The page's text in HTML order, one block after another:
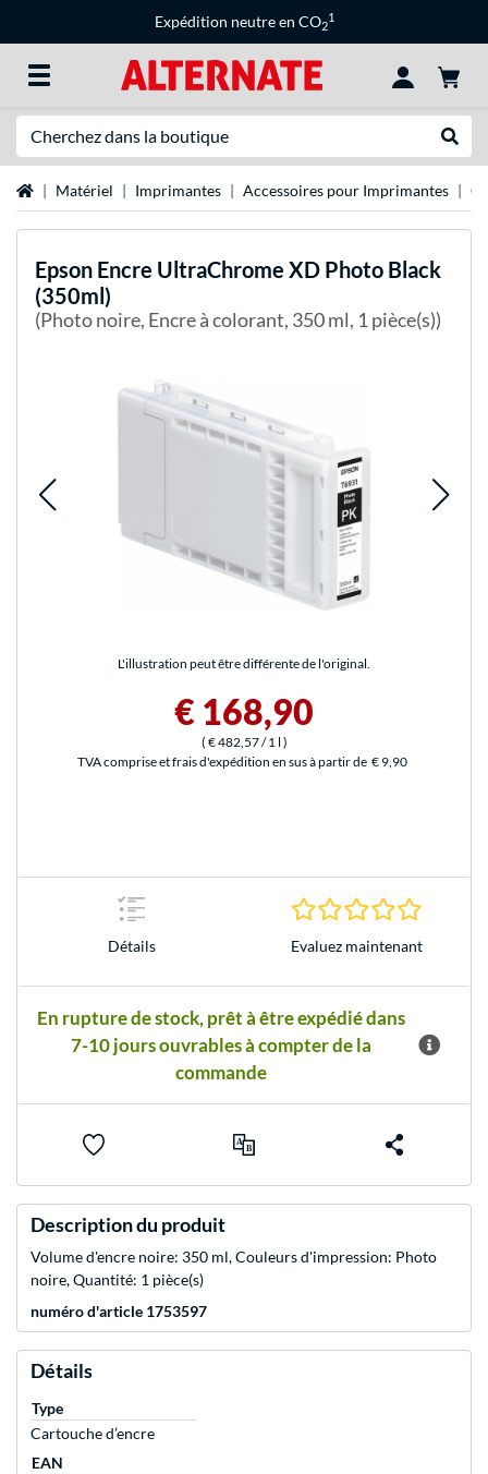
Expédition neutre en CO2
1
Page d'accueil
Matériel Imprimantes Accessoires pour Imprimantes
Epson Encre UltraChrome XD Photo Black
(350ml)
(Photo noire, Encre à colorant, 350 ml, 1 pièce(s))
L'illustration peut être différente de l'original.
€ 168,90
( € 482,57/ 1 l )
TVA comprise et frais d'expédition en sus à partir de € 9,90
Détails Evaluez maintenant
En rupture de stock, prêt à être expédié dans
7-10 jours ouvrables à compter de la
commande
Description du produit
Volume d'encre noire: 350 ml, Couleurs d'impression: Photo
noire, Quantité: 1 pièce(s)
numéro d'article 1753597
Détails
Type
Cartouche d’encre
EAN